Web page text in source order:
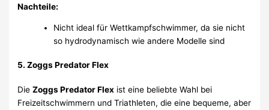
Nachteile:
Nicht ideal für Wettkampfschwimmer, da sie nicht
so hydrodynamisch wie andere Modelle sind
5.Zoggs Predator Flex
DieZoggs Predator Flex ist eine beliebte Wahl bei
Freizeitschwimmern und Triathleten, die eine bequeme, aber